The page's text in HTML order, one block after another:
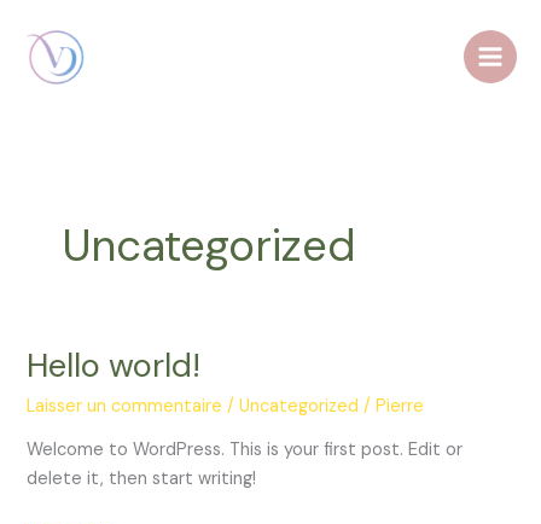
contenu
Uncategorized
Hello world!
Laisser un commentaire /Uncategorized /Pierre
Welcome to WordPress. This is your first post. Edit or
delete it, then start writing!
Hello